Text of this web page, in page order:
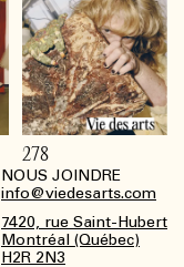
NOUS JOINDRE
info@viedesarts.com
7420, rue Saint-Hubert
Montréal (Québec)
H2R 2N3
278